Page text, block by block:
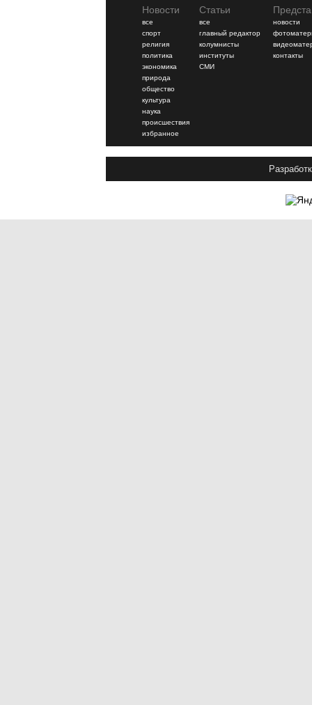
Новости
все
спорт
религия
политика
экономика
природа
общество
культура
наука
происшествия
избранное
Статьи
все
главный редактор
колумнисты
институты
СМИ
новости
контакты